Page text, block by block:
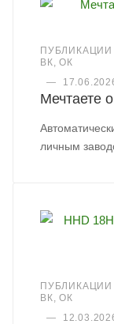
ВК, ОК
—
Мечтаете
личным
ВК, ОК
—